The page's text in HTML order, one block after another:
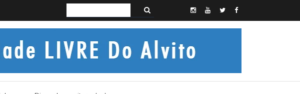
Histórias do Alvito – A FRALDA DE PANO E A DITADURA DIGITAL